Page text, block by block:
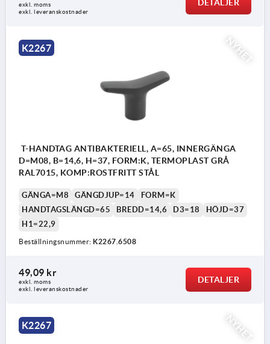
exkl. moms
exkl. leveranskostnader
DETALJER
NYHET
K2267
T-HANDTAG ANTIBAKTERIELL, A=65, INNERGÄNGA
D=M08, B=14,6, H=37, FORM:K, TERMOPLAST GRÅ
RAL7015, KOMP:ROSTFRITT STÅL
GÄNGA=M8 GÄNGDJUP=14
FORM=K
HANDTAGSLÄNGD=65
BREDD=14,6 D3=18
HÖJD=37
H1=22,9
Beställningsnummer: K2267.6508
49,09 kr
exkl. moms
exkl. leveranskostnader
DETALJER
NYHET
K2267